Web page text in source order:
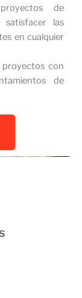
de
las
en cualquier
proyectos con
de